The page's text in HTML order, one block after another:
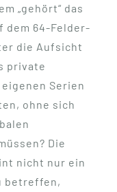
„gehört“ das
dem 64-Felder-
die Aufsicht
private
Serien
ohne sich
Die
nicht nur ein
betreffen,